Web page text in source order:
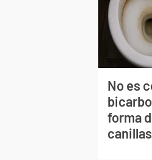
No es
forma